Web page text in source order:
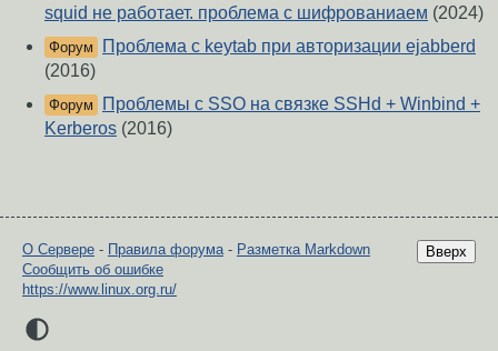
squid не работает. проблема с шифрованиаем (2024)
Форум
Проблема с keytab при авторизации ejabberd
(2016)
Форум
Проблемы с SSO на связке SSHd + Winbind +
Kerberos (2016)
Вверх
О Сервере - Правила форума- Разметка Markdown
Сообщить об ошибке
https://www.linux.org.ru/